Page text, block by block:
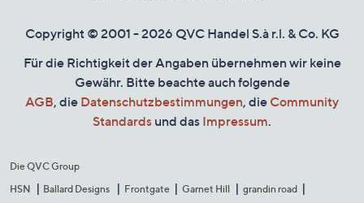
Copyright © 2001 - 2026 QVC Handel S.à r.l. & Co. KG
Für die Richtigkeit der Angaben übernehmen wir keine
Gewähr. Bitte beachte auch folgende
AGB, die Datenschutzbestimmungen, die Community
Standards und das Impressum.
Die QVC Group
HSN
Ballard Designs Frontgate Garnet Hill
grandin road